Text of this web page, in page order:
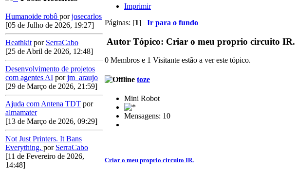
Humanoide robô porjosecarlos
[05 de Julho de 2026, 19:27]
Heathkit por SerraCabo
[25 de Abril de 2026, 12:48]
Desenvolvimento de projetos
com agentes AI porjm_araujo
[29 de Março de 2026, 21:59]
Ajuda com Antena TDT por
almamater
[13 de Março de 2026, 09:29]
Not Just Printers. It Bans
Everything. por SerraCabo
[11 de Fevereiro de 2026,
14:48]
Imprimir
Páginas: [1] Ir para o fundo
Autor Tópico: Criar o meu proprio circuito IR.
0 Membros e 1 Visitante estão a ver este tópico.
toze
Mini Robot
Mensagens: 10
Criar o meu proprio circuito IR.